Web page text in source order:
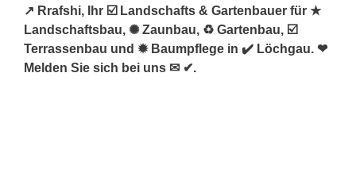
↗️ Rrafshi, Ihr ☑️ Landschafts & Gartenbauer für ★
Landschaftsbau, ✺ Zaunbau, ♻ Gartenbau, ☑️
Terrassenbau und ✹ Baumpflege in ✔️ Löchgau. ❤
Melden Sie sich bei uns ✉ ✔.